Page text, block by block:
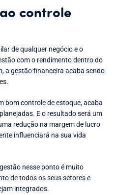
controle
de qualquer negócio e o
com o rendimento dentro do
a gestão financeira acaba sendo
bom controle de estoque, acaba
E o resultado será um
redução na margem de lucro
influenciará na sua vida
nesse ponto é muito
de todos os seus setores e
integrados.